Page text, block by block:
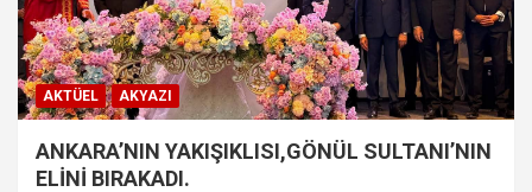
AKTÜEL AKYAZI
ANKARA’NIN YAKIŞIKLISI,GÖNÜL SULTANI’NIN
ELİNİ BIRAKADI.